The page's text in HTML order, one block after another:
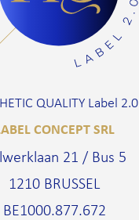
QUALITY Label 2.0
CONCEPT SRL
21 / Bus 5
1210 BRUSSEL
BE1000.877.672